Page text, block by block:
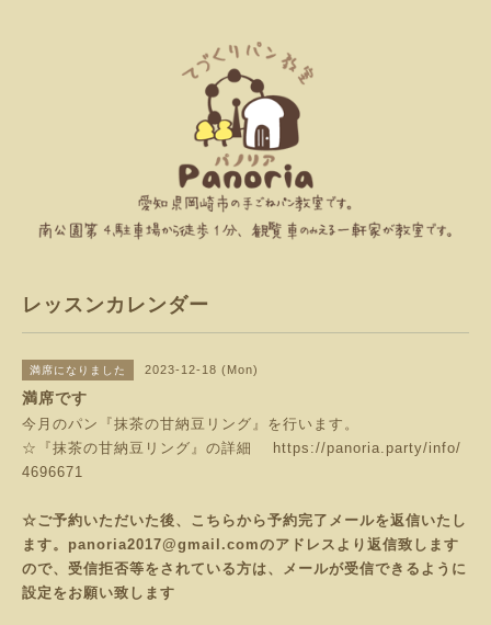
レッスンカレンダー
満席になりました 2023-12-18 (Mon)
満席です
今月のパン『抹茶の甘納豆リング』を行います。
☆『抹茶の甘納豆リング』の詳細
https://panoria.party/info/
4696671
☆ご予約いただいた後、こちらから予約完了メールを返信いたし
ます。panoria2017@gmail.comのアドレスより返信致します
ので、受信拒否等をされている方は、メールが受信できるように
設定をお願い致します